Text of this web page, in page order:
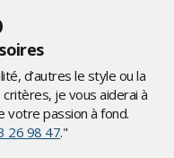
d’autres le style ou la
je vous aiderai à
votre passion à fond.
26 98 47."